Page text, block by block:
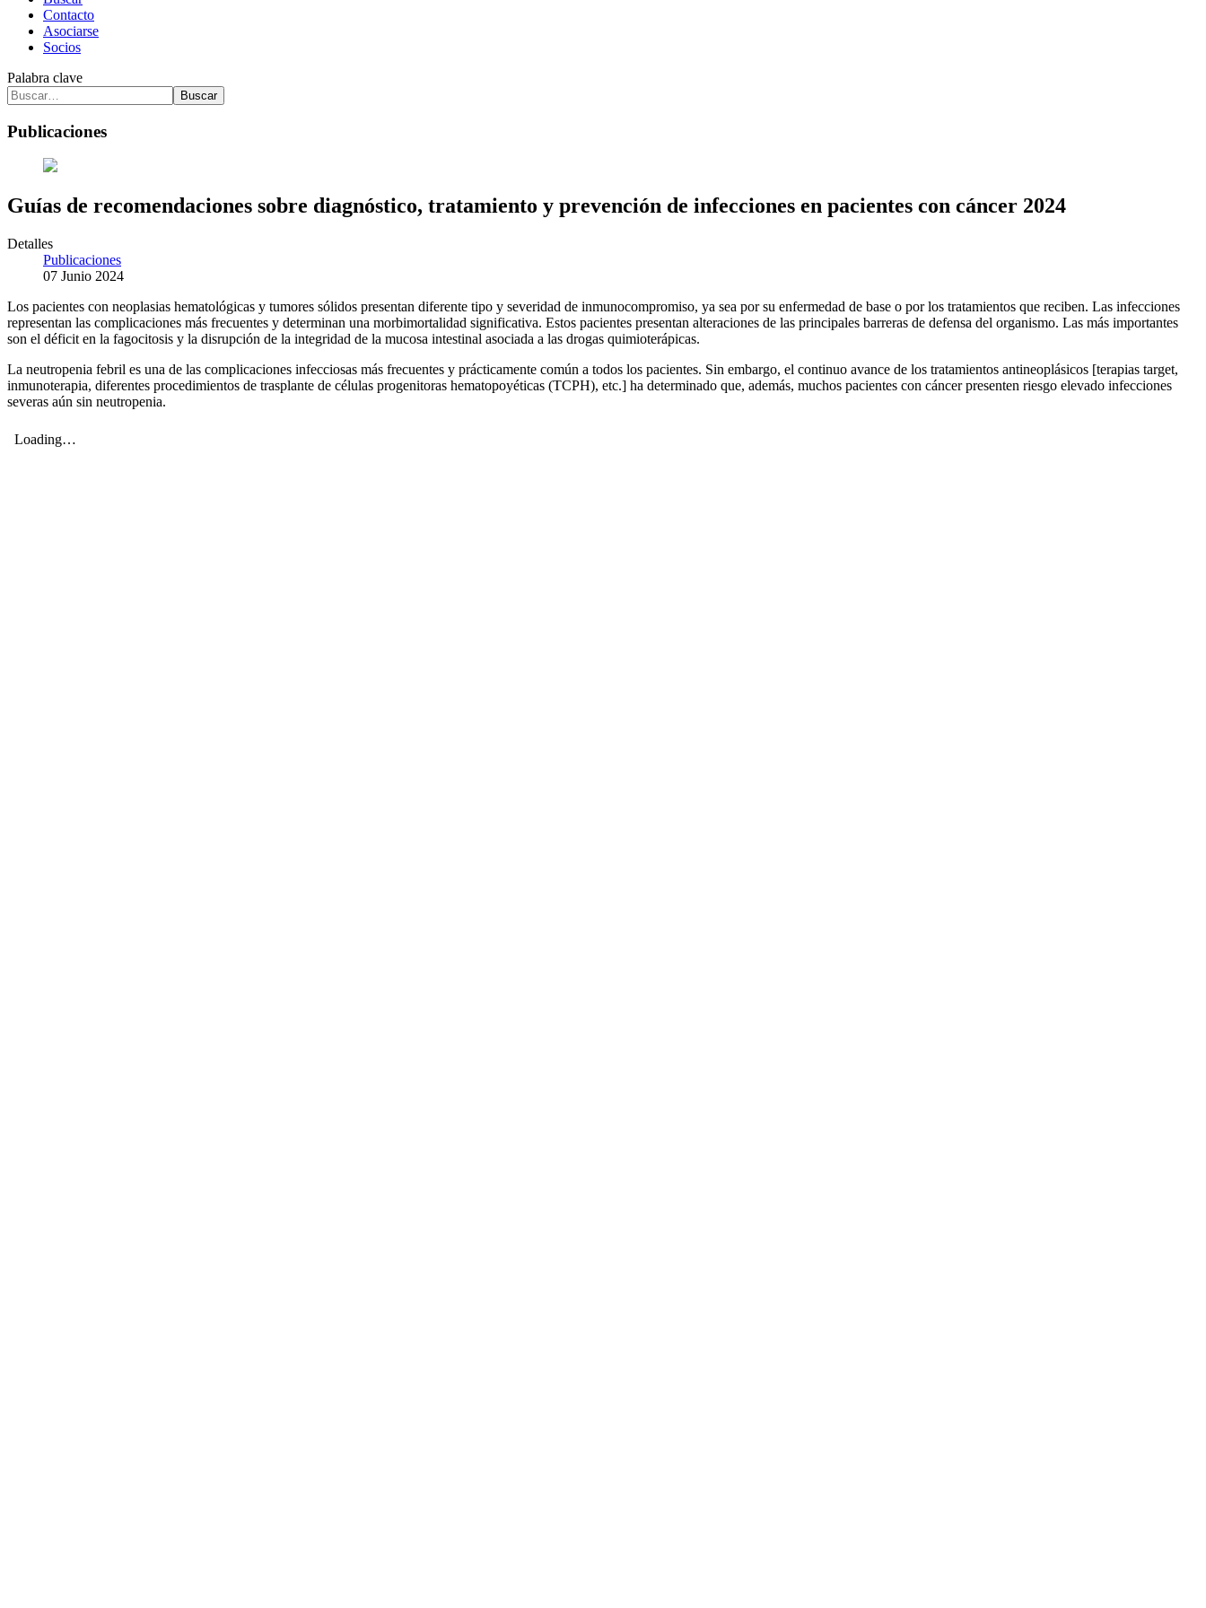
Contacto
Asociarse
Socios
Palabra clave
Buscar
Publicaciones
Guías de recomendaciones sobre diagnóstico, tratamiento y prevención de infecciones en pacientes con cáncer 2024
Detalles
Publicaciones
07 Junio 2024
Los pacientes con neoplasias hematológicas y tumores sólidos presentan diferente tipo y severidad de inmunocompromiso, ya sea por su enfermedad de base o por los tratamientos que reciben. Las infecciones
representan las complicaciones más frecuentes y determinan una morbimortalidad significativa. Estos pacientes presentan alteraciones de las principales barreras de defensa del organismo. Las más importantes
son el déficit en la fagocitosis y la disrupción de la integridad de la mucosa intestinal asociada a las drogas quimioterápicas.
La neutropenia febril es una de las complicaciones infecciosas más frecuentes y prácticamente común a todos los pacientes. Sin embargo, el continuo avance de los tratamientos antineoplásicos [terapias target,
inmunoterapia, diferentes procedimientos de trasplante de células progenitoras hematopoyéticas (TCPH), etc.] ha determinado que, además, muchos pacientes con cáncer presenten riesgo elevado infecciones
severas aún sin neutropenia.